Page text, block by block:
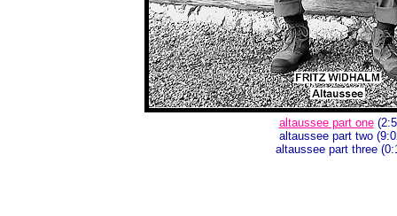
altaussee part one
altaussee part two
altaussee part three